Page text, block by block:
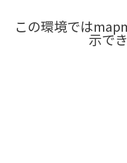
この環境では
示で